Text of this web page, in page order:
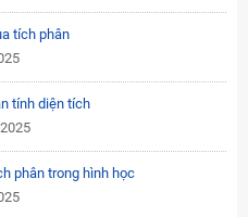
tích phân
tính diện tích
phân trong hình học